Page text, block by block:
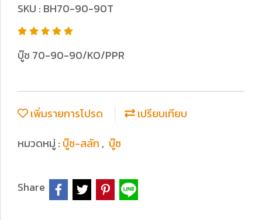
SKU : BH70-90-90T
บู๊ช 70-90-90/KO/PPR
เพิ่มรายการโปรด
เปรียบเทียบ
หมวดหมู่ : บู๊ซ-สลัก , บู๊ซ
Share